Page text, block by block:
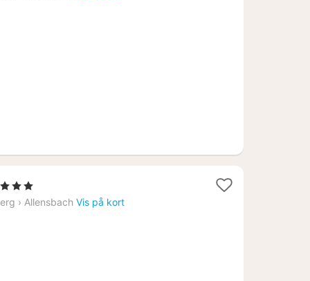
1
nat
, 3 Stjerner
› Allensbach Vis på kort